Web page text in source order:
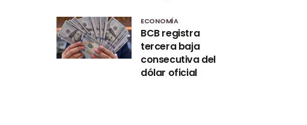
ECONOMÍA
BCB registra
tercera baja
consecutiva del
dólar oficial